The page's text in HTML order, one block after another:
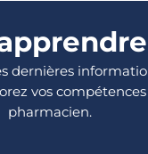
dernières
vos
pharmacien.